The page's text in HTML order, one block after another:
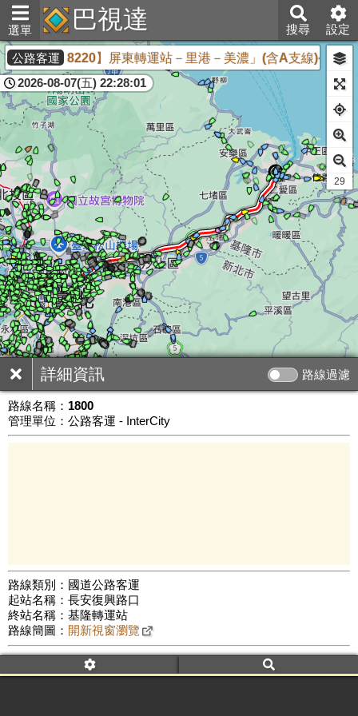
選單 巴視達 搜尋 設定
詳細資訊 路線過濾
路線名稱： 1800
管理單位：公路客運 - InterCity
路線類別：國道公路客運
起站名稱：長安復興路口
終站名稱：基隆轉運站
路線簡圖： 開新視窗瀏覽
附屬名稱：1800
車頭描述：中崙
基隆
公路客運
司「【8220】屏東轉運站－里港－美濃」(含A支線)公路客
2026-08-07(五) 22:28:01
公車數量: 累計4090、上線3074
28